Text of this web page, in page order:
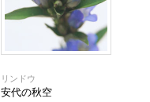
リンドウ
安代の秋空